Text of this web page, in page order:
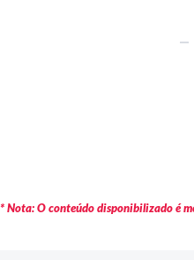
* Nota: O conteúdo disponibilizado é